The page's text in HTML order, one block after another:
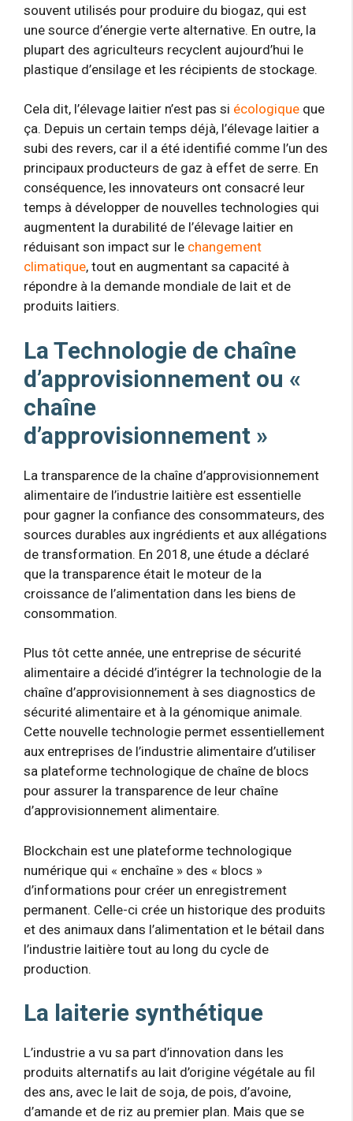
souvent utilisés pour produire du biogaz, qui est
une source d’énergie verte alternative. En outre, la
plupart des agriculteurs recyclent aujourd’hui le
plastique d’ensilage et les récipients de stockage.
Cela dit, l’élevage laitier n’est pas si écologique que
ça. Depuis un certain temps déjà, l’élevage laitier a
subi des revers, car il a été identifié comme l’un des
principaux producteurs de gaz à effet de serre. En
conséquence, les innovateurs ont consacré leur
temps à développer de nouvelles technologies qui
augmentent la durabilité de l’élevage laitier en
réduisant son impact sur le changement
climatique, tout en augmentant sa capacité à
répondre à la demande mondiale de lait et de
produits laitiers.
La Technologie de chaîne
d’approvisionnement ou «
chaîne
d’approvisionnement »
La transparence de la chaîne d’approvisionnement
alimentaire de l’industrie laitière est essentielle
pour gagner la confiance des consommateurs, des
sources durables aux ingrédients et aux allégations
de transformation. En 2018, une étude a déclaré
que la transparence était le moteur de la
croissance de l’alimentation dans les biens de
consommation.
Plus tôt cette année, une entreprise de sécurité
alimentaire a décidé d’intégrer la technologie de la
chaîne d’approvisionnement à ses diagnostics de
sécurité alimentaire et à la génomique animale.
Cette nouvelle technologie permet essentiellement
aux entreprises de l’industrie alimentaire d’utiliser
sa plateforme technologique de chaîne de blocs
pour assurer la transparence de leur chaîne
d’approvisionnement alimentaire.
Blockchain est une plateforme technologique
numérique qui « enchaîne » des « blocs »
d’informations pour créer un enregistrement
permanent. Celle-ci crée un historique des produits
et des animaux dans l’alimentation et le bétail dans
l’industrie laitière tout au long du cycle de
production.
La laiterie synthétique
L’industrie a vu sa part d’innovation dans les
produits alternatifs au lait d’origine végétale au fil
des ans, avec le lait de soja, de pois, d’avoine,
d’amande et de riz au premier plan. Mais que se